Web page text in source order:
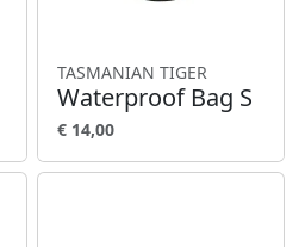
TASMANIAN TIGER
Waterproof Bag S
€ 14,00